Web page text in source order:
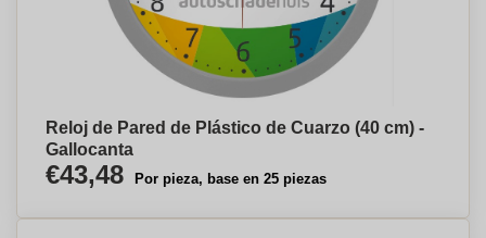
Reloj de Pared de Plástico de Cuarzo (40 cm) -
Gallocanta
€43,48 Por pieza, base en 25 piezas